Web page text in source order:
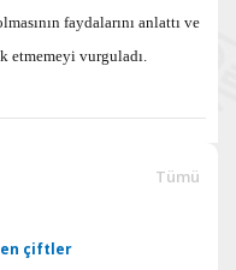
faydalarını anlattı ve
etmemeyi vurguladı.
Tümü
çiftler